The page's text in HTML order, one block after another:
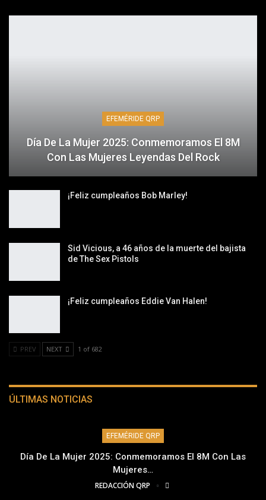
EFEMÉRIDE QRP
Día De La Mujer 2025: Conmemoramos El 8M
Con Las Mujeres Leyendas Del Rock
¡Feliz cumpleaños Bob Marley!
Sid Vicious, a 46 años de la muerte del bajista
de The Sex Pistols
¡Feliz cumpleaños Eddie Van Halen!
PREV NEXT 1 of 682
ÚLTIMAS NOTICIAS
EFEMÉRIDE QRP
Día De La Mujer 2025: Conmemoramos El 8M Con Las
Mujeres…
REDACCIÓN QRP